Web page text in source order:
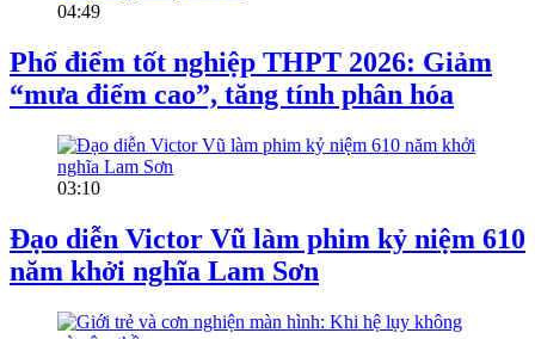
04:49
Phổ điểm tốt nghiệp THPT 2026: Giảm
“mưa điểm cao”, tăng tính phân hóa
03:10
Đạo diễn Victor Vũ làm phim kỷ niệm 610
năm khởi nghĩa Lam Sơn